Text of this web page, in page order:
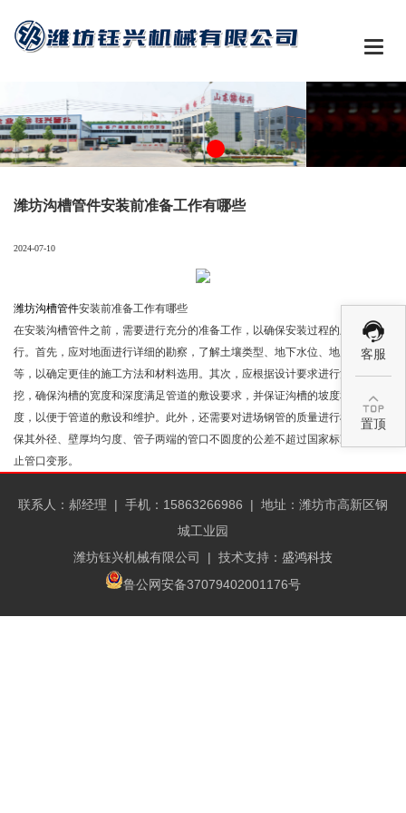

客服

置顶
潍坊沟槽管件安装前准备工作有哪些
2024-07-10
潍坊沟槽管件安装前准备工作有哪些
在安装沟槽管件之前，需要进行充分的准备工作，以确保安装过程的顺利进
行。首先，应对地面进行详细的勘察，了解土壤类型、地下水位、地质状况
等，以确定更佳的施工方法和材料选用。其次，应根据设计要求进行沟槽开
挖，确保沟槽的宽度和深度满足管道的敷设要求，并保证沟槽的坡度和平整
度，以便于管道的敷设和维护。此外，还需要对进场钢管的质量进行检查，确
保其外径、壁厚均匀度、管子两端的管口不圆度的公差不超过国家标准，并防
止管口变形。
联系人：郝经理 | 手机：15863266986 | 地址：潍坊市高新区钢
城工业园
潍坊钰兴机械有限公司
| 技术支持： 盛鸿科技
鲁公网安备37079402001176号